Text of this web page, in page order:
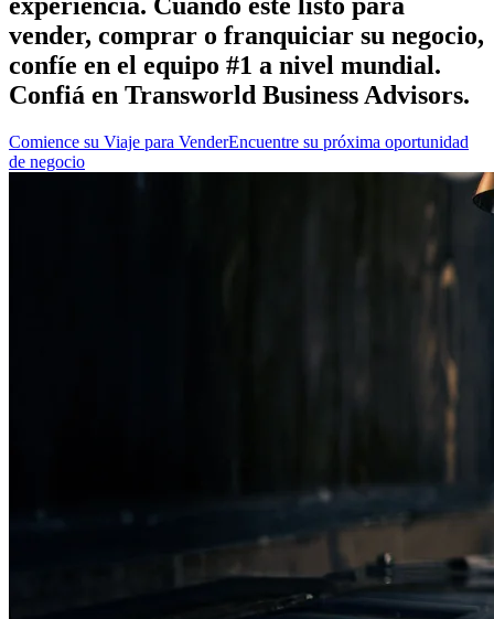
experiencia. Cuando esté listo para
vender, comprar o franquiciar su negocio,
confíe en el equipo #1 a nivel mundial.
Confiá en Transworld Business Advisors.
Comience su Viaje para VenderEncuentre su próxima oportunidad
de negocio